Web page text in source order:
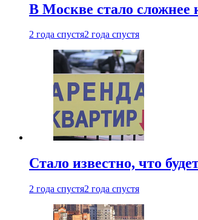
В Москве стало сложнее
2 года спустя2 года спустя
Стало известно, что
2 года спустя2 года спустя